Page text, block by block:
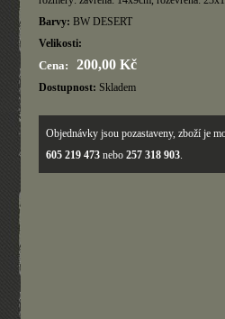
Barvy: BW DESERT
Velikosti:
Cena: 200,00 Kč
Dostupnost: Skladem
Objednávky jsou pozastaveny, zboží je
605 219 473 nebo 257 318 903.